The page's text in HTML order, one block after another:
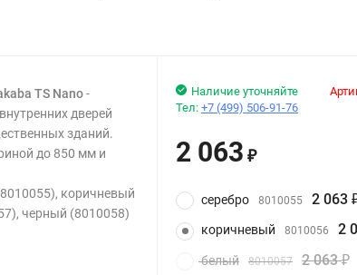
TS Nano-
дверей
зданий.
до 850 мм и
коричневый
черный (8010058)
Наличие уточняйте
Тел:+7 (499) 506-91-76
2 063 ₽
серебро 8010055 2 063
коричневый 8010056 2
белый 8010057 2 063₽